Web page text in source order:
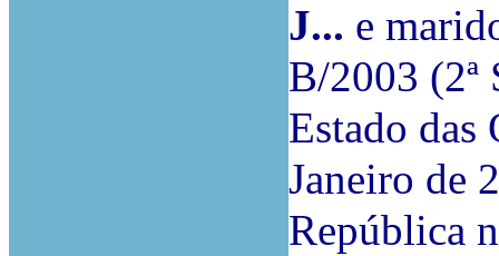
J... e
B/2003 (2ª
Estado das
Janeiro de
República